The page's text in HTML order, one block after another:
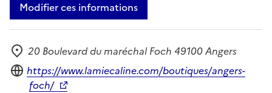
Modifier ces informations
Adresse
20 Boulevard du maréchal Foch 49100 Angers
Site internet
https://www.lamiecaline.com/boutiques/angers-
foch/